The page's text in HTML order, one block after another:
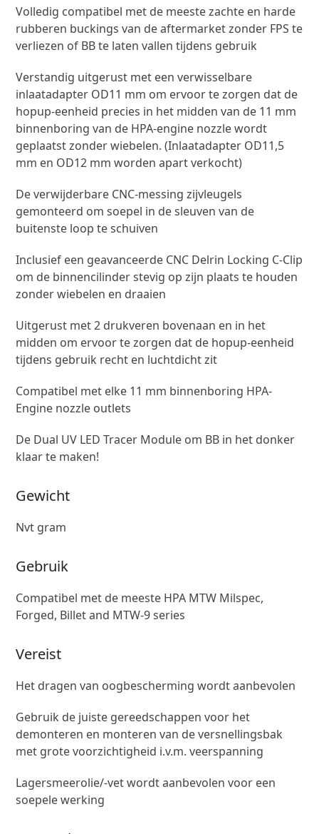
Volledig compatibel met de meeste zachte en harde
rubberen buckings van de aftermarket zonder FPS te
verliezen of BB te laten vallen tijdens gebruik
Verstandig uitgerust met een verwisselbare
inlaatadapter OD11 mm om ervoor te zorgen dat de
hopup-eenheid precies in het midden van de 11 mm
binnenboring van de HPA-engine nozzle wordt
geplaatst zonder wiebelen. (Inlaatadapter OD11,5
mm en OD12 mm worden apart verkocht)
De verwijderbare CNC-messing zijvleugels
gemonteerd om soepel in de sleuven van de
buitenste loop te schuiven
Inclusief een geavanceerde CNC Delrin Locking C-Clip
om de binnencilinder stevig op zijn plaats te houden
zonder wiebelen en draaien
Uitgerust met 2 drukveren bovenaan en in het
midden om ervoor te zorgen dat de hopup-eenheid
tijdens gebruik recht en luchtdicht zit
Compatibel met elke 11 mm binnenboring HPA-
Engine nozzle outlets
De Dual UV LED Tracer Module om BB in het donker
klaar te maken!
Gewicht
Nvt gram
Gebruik
Compatibel met de meeste HPA MTW Milspec,
Forged, Billet and MTW-9 series
Vereist
Het dragen van oogbescherming wordt aanbevolen
Gebruik de juiste gereedschappen voor het
demonteren en monteren van de versnellingsbak
met grote voorzichtigheid i.v.m. veerspanning
Lagersmeerolie/-vet wordt aanbevolen voor een
soepele werking